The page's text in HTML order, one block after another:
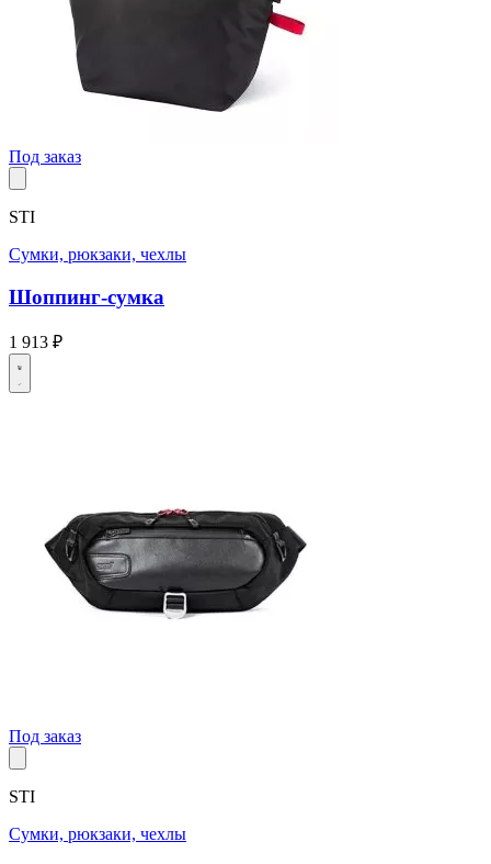
Под заказ
STI
Сумки, рюкзаки, чехлы
Шоппинг-сумка
1 913 ₽
Под заказ
STI
Сумки, рюкзаки, чехлы